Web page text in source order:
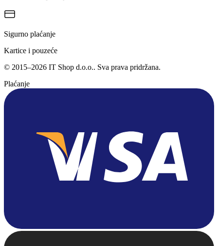
Sigurno plaćanje
Kartice i pouzeće
© 2015–2026 IT Shop d.o.o.. Sva prava pridržana.
Plaćanje